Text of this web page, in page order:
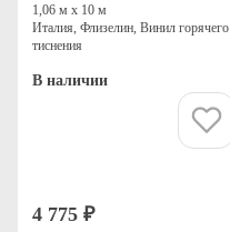
1,06 м х 10 м
Италия, Флизелин, Винил горячего
тиснения
В наличии
4 775 ₽